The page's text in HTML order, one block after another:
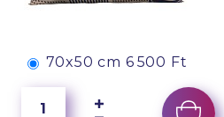
70x50 cm 6 500 Ft